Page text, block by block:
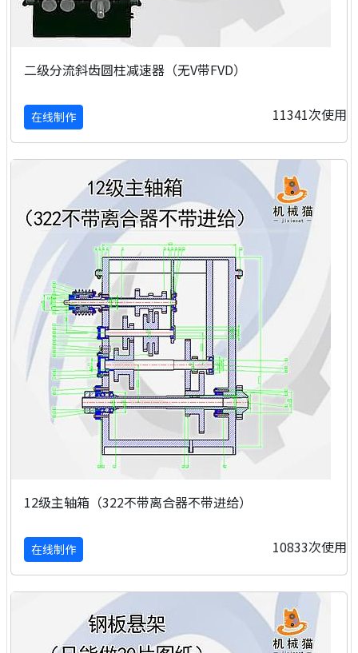
二级分流斜齿圆柱减速器（无V带FVD）
在线制作 11341次使用
12级主轴箱（322不带离合器不带进给）
在线制作 10833次使用